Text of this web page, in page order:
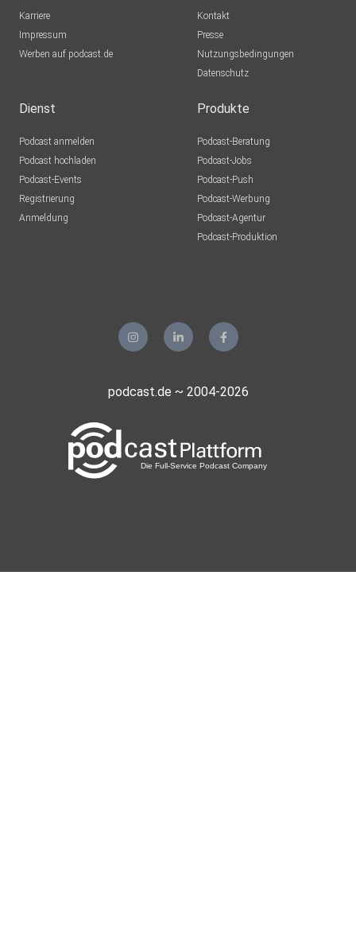
Karriere
Impressum
Werben auf podcast.de
Kontakt
Presse
Nutzungsbedingungen
Datenschutz
Dienst
Podcast anmelden
Podcast hochladen
Podcast-Events
Registrierung
Anmeldung
Produkte
Podcast-Beratung
Podcast-Jobs
Podcast-Push
Podcast-Werbung
Podcast-Agentur
Podcast-Produktion
podcast.de ~ 2004-2026